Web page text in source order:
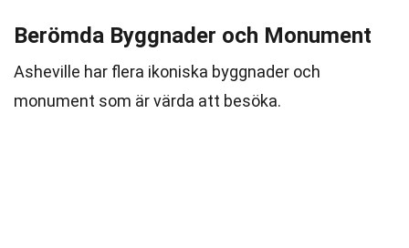
Berömda Byggnader och Monument
Asheville har flera ikoniska byggnader och
monument som är värda att besöka.